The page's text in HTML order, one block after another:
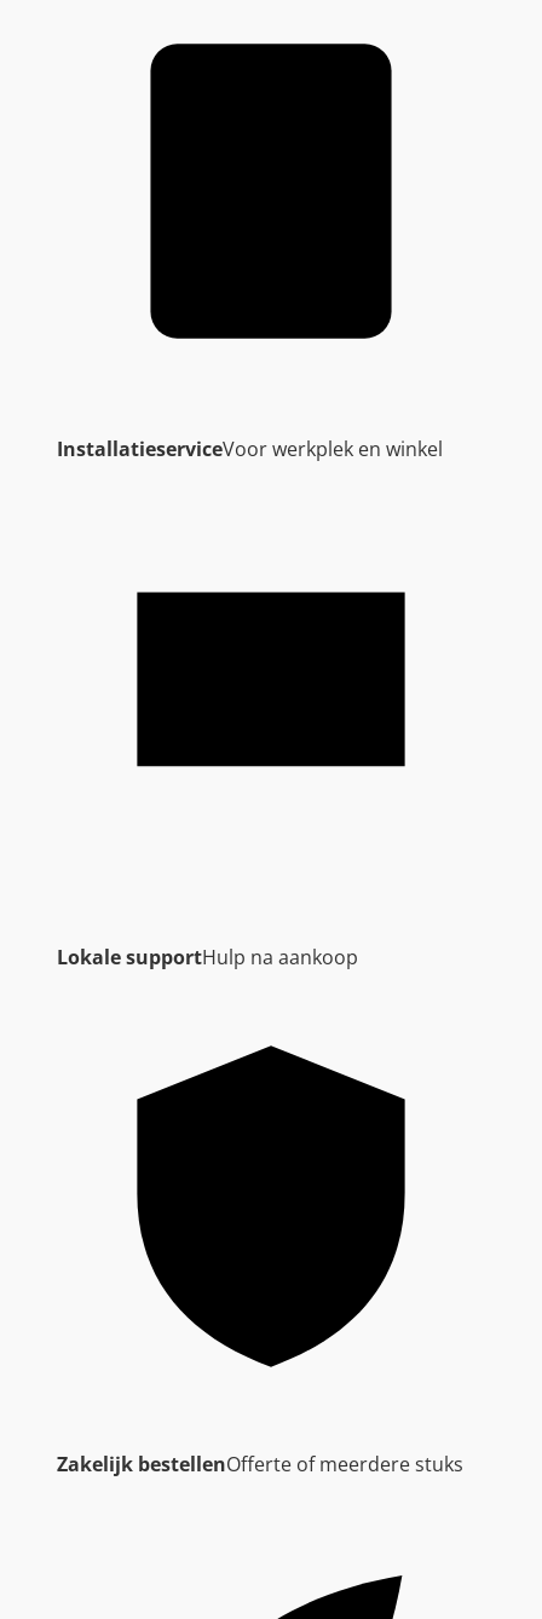
InstallatieserviceVoor werkplek en winkel
Lokale supportHulp na aankoop
Zakelijk bestellenOfferte of meerdere stuks